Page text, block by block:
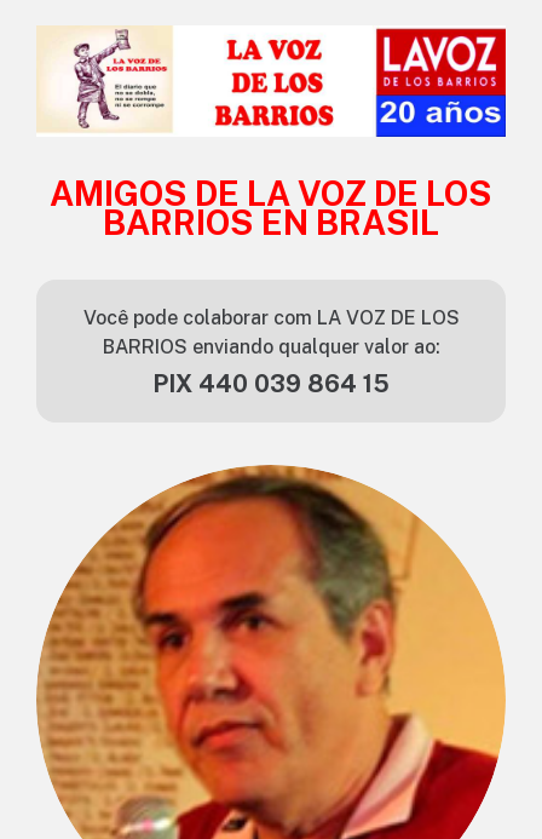
AMIGOS DE LA VOZ DE LOS
BARRIOS EN BRASIL
Você pode colaborar com LA VOZ DE LOS
BARRIOS enviando qualquer valor ao:
PIX 440 039 864 15